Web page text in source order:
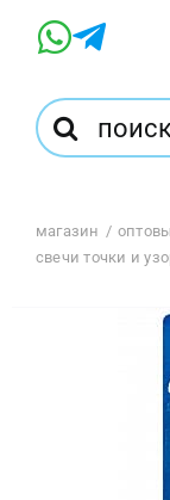
Результат
поиска:
Оптовый
магазин
свечи точки и